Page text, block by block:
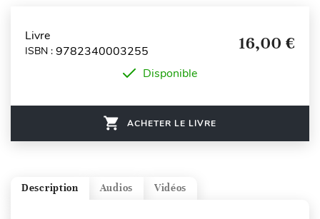
Livre
ISBN : 9782340003255 16,00 €
Disponible
ACHETER LE LIVRE
Vidéos
Audios
Description